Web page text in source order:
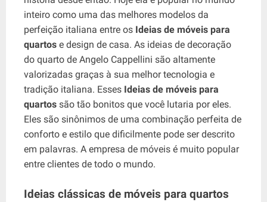
inteiro como uma das melhores modelos da
perfeição italiana entre os Ideias de móveis para
quartos e design de casa. As ideias de decoração
do quarto de Angelo Cappellini são altamente
valorizadas graças à sua melhor tecnologia e
tradição italiana. Esses Ideias de móveis para
quartos são tão bonitos que você lutaria por eles.
Eles são sinônimos de uma combinação perfeita de
conforto e estilo que dificilmente pode ser descrito
em palavras. A empresa de móveis é muito popular
entre clientes de todo o mundo.
Ideias clássicas de móveis para quartos